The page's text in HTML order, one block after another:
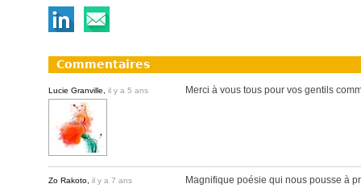
Commentaires
Lucie Granville, il y a 5 ans Merci à vous tous pour vos gentils
Zo Rakoto, il y a 7 ans
Magnifique poésie qui nous pousse à